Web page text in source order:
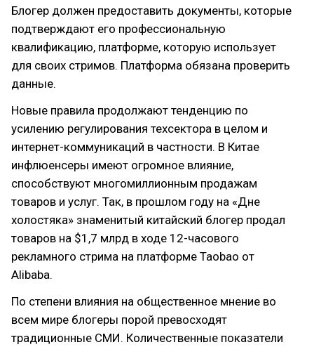
Блогер должен предоставить документы, которые
подтверждают его профессиональную
квалификацию, платформе, которую использует
для своих стримов. Платформа обязана проверить
данные.
Новые правила продолжают тенденцию по
усилению регулирования техсектора в целом и
интернет-коммуникаций в частности. В Китае
инфлюенсеры имеют огромное влияние,
способствуют многомиллионным продажам
товаров и услуг. Так, в прошлом году на «Дне
холостяка» знаменитый китайский блогер продал
товаров на $1,7 млрд в ходе 12-часового
рекламного стрима на платформе Taobao от
Alibaba.
По степени влияния на общественное мнение во
всем мире блогеры порой превосходят
традиционные СМИ. Количественные показатели